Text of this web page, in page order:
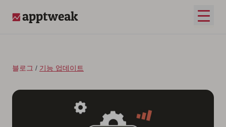
메인
블로그 / 기능 업데이트